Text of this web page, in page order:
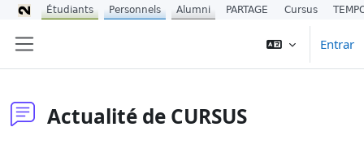
Entrar
Actualité de CURSUS
Étudiants Personnels Alumni PARTAGE Cursus